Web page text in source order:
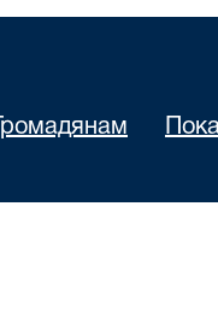
Громадянам